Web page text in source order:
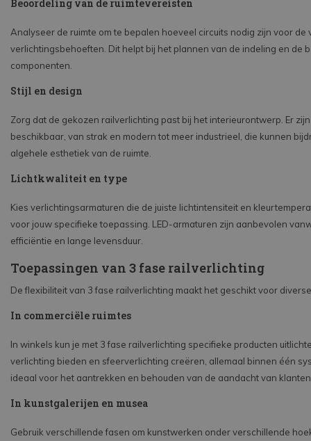
Beoordeling van de ruimtevereisten
Analyseer de ruimte om te bepalen hoeveel circuits nodig zijn voor de
verlichtingsbehoeften. Dit helpt bij het plannen van de indeling en de
componenten.
Stijl en design
Zorg dat de gekozen railverlichting past bij het interieurontwerp. Er
beschikbaar, van strak en modern tot meer industrieel, die kunnen
algehele esthetiek van de ruimte.
Lichtkwaliteit en type
Kies verlichtingsarmaturen die de juiste lichtintensiteit en
voor jouw specifieke toepassing. LED-armaturen zijn aanbevolen
efficiëntie en lange levensduur.
Toepassingen van 3 fase railverlichting
De flexibiliteit van 3 fase railverlichting maakt het geschikt voor
In commerciële ruimtes
In winkels kun je met 3 fase railverlichting specifieke producten
verlichting bieden en sfeerverlichting creëren, allemaal binnen één
ideaal voor het aantrekken en behouden van de aandacht van
In kunstgalerijen en musea
Gebruik verschillende fasen om kunstwerken onder verschillende